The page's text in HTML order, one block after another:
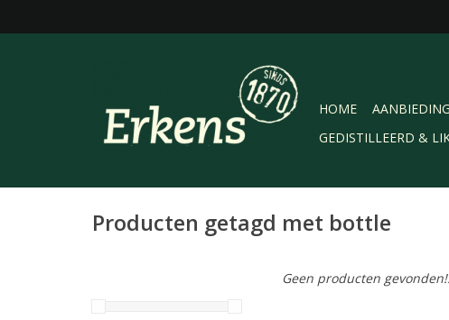
HOME
GEDISTILLEERD &
Producten getagd met bottle
Geen producten